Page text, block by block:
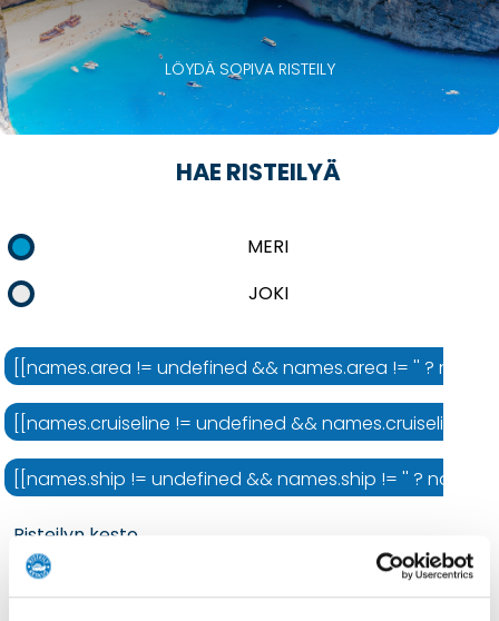
LÖYDÄ SOPIVA RISTEILY
HAE RISTEILYÄ
MERI
JOKI
[[names.area != undefined && names.area != '' ?
[[names.cruiseline != undefined && names.cruiseline
[[names.ship != undefined && names.ship != '' ?
Risteilyn kesto